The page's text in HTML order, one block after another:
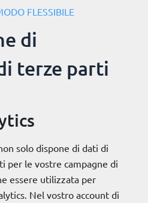
FLESSIBILE
di
terze parti
solo dispone di dati di
per le vostre campagne di
essere utilizzata per
Nel vostro account di